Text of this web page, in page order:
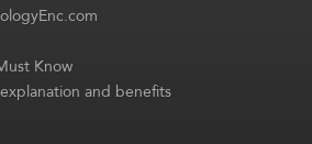
Know
and benefits